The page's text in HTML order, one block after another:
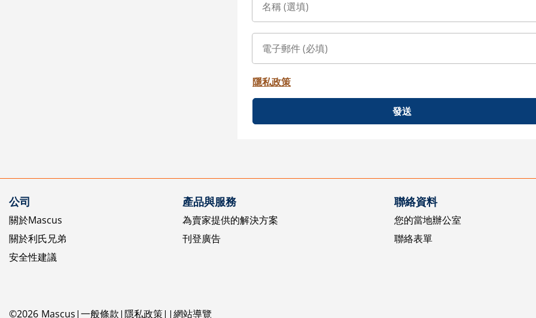
隱私政策
發送
公司
關於Mascus
關於利氏兄弟
安全性建議
產品與服務
為賣家提供的解決方案
刊登廣告
聯絡資料
您的當地辦公室
聯絡表單
©2026 Mascus 一般條款 隱私政策 網站導覽